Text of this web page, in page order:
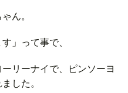
ん。
」って事で、
リーナイで、ピンソーヨ
した。